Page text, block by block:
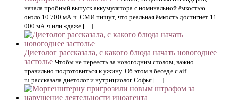
начала пробный выпуск аккумулятора с номинальной ёмкостью
около 10 700 мА·ч. СМИ пишут, что реальная ёмкость достигнет 11
000 мА·ч или «даже […]
Диетолог рассказала, с какого блюда начать новогоднее
застолье Чтобы не переесть за новогодним столом, важно
правильно подготовиться к ужину. Об этом в беседе с aif.
ru рассказала диетолог и нутрициолог Софья […]